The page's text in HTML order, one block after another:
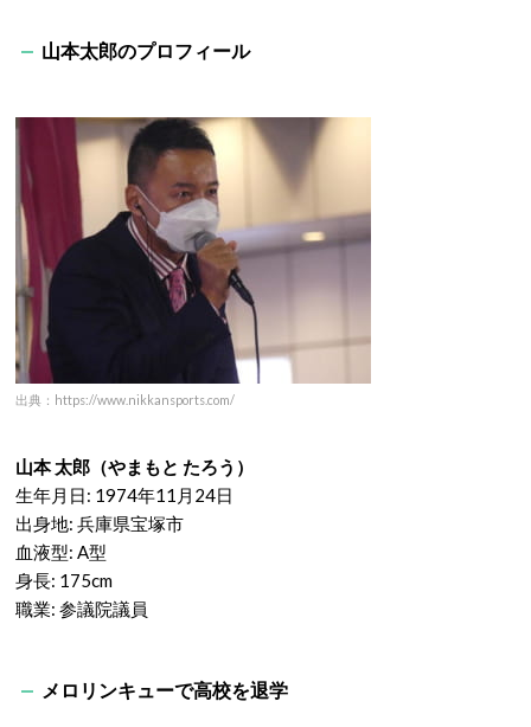
山本太郎のプロフィール
出典：https://www.nikkansports.com/
山本 太郎（やまもと たろう）
生年月日: 1974年11月24日
出身地: 兵庫県宝塚市
血液型: A型
身長: 175cm
職業: 参議院議員
メロリンキューで高校を退学